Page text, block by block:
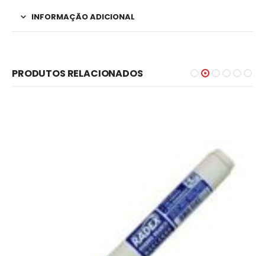
INFORMAÇÃO ADICIONAL
PRODUTOS RELACIONADOS